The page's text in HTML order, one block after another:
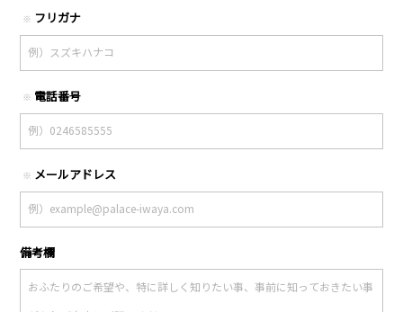
※ フリガナ
※ 電話番号
※ メールアドレス
備考欄